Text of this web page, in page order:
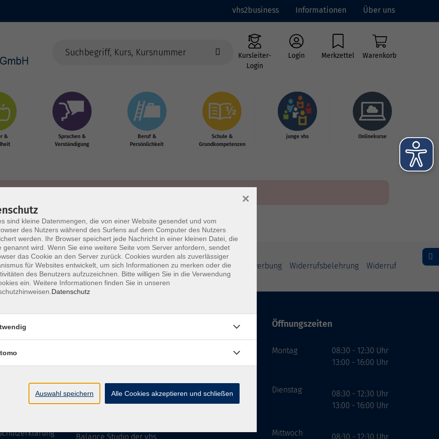
vhs2business Informationen Über uns
Kursleiter-
Login
Login Merkzettel Warenkorb
&
Sprachen &
Verständigung
Beruf &
Persönlichkeit
Schule &
Grundkompetenzen
junge vhs Onlinekurse
Barrierefreiheit AGB Datenschutzerklärung Datenschutz Bewerbung Widerrufsbelehrung Widerruf
Tel. 0961 48178-0
Fax 0961 48178-55
Balance Studio der vhs
Öffnungszeiten
Montag
Dienstag
Mittwoch
08:30 - 12:30 Uhr
13:00 - 16:00 Uhr
08:30 - 12:30 Uhr
13:00 - 16:00 Uhr
08:30 - 12:30 Uhr
sind kleine Datenmengen, die von einer Website gesendet und vom
des Nutzers während des Surfens auf dem Computer des Nutzers
werden. Ihr Browser speichert jede Nachricht in einer kleinen Datei, die
genannt wird. Wenn Sie eine weitere Seite vom Server anfordern, sendet
das Cookie an den Server zurück. Cookies wurden als zuverlässiger
für Websites entwickelt, um sich Informationen zu merken oder die
des Benutzers aufzuzeichnen. Bitte willigen Sie in die Verwendung
ein. Weitere Informationen finden Sie in unseren
Datenschutz
×
Auswahl speichern Alle Cookies akzeptieren und schließen